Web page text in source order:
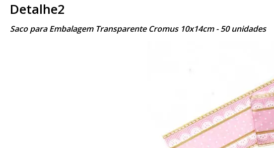
Detalhe2
Saco para Embalagem Transparente Cromus 10x14cm - 50 unidades